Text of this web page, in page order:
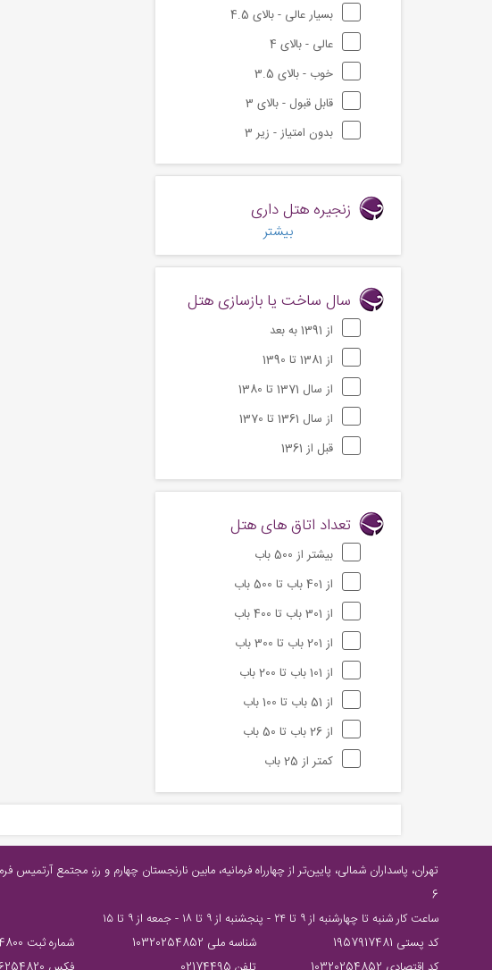
بسیار عالی - بالای 4.5
عالی - بالای 4
خوب - بالای 3.5
قابل قبول - بالای 3
بدون امتیاز - زیر 3
زنجیره هتل داری
بیشتر
سال ساخت یا بازسازی هتل
از 1391 به بعد
از 1381 تا 1390
از سال 1371 تا 1380
از سال 1361 تا 1370
قبل از 1361
تعداد اتاق های هتل
بیشتر از 500 باب
از 401 باب تا 500 باب
از 301 باب تا 400 باب
از 201 باب تا 300 باب
از 101 باب تا 200 باب
از 51 باب تا 100 باب
از 26 باب تا 50 باب
کمتر از 25 باب
6
ساعت كار شنبه تا چهارشنبه از ٩ تا ٢٤ - پنجشنبه از ٩ تا ١٨ - جمعه از ٩ تا ١٥
کد پستی 1957917481
شناسه ملی 10320254852
شماره ثبت 374800